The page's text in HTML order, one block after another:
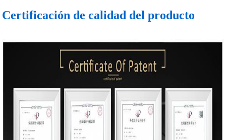
Certificación de calidad del producto